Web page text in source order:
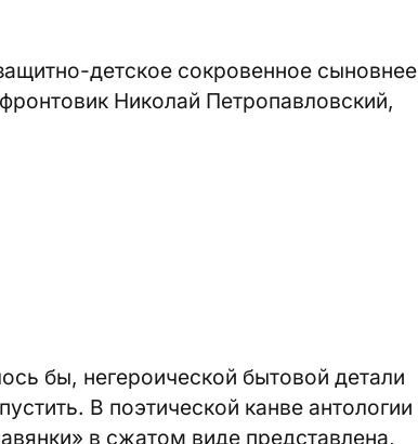
детское сокровенное сыновнее
Николай Петропавловский,
бы, негероической бытовой детали
В поэтической канве антологии
в сжатом виде представлена,